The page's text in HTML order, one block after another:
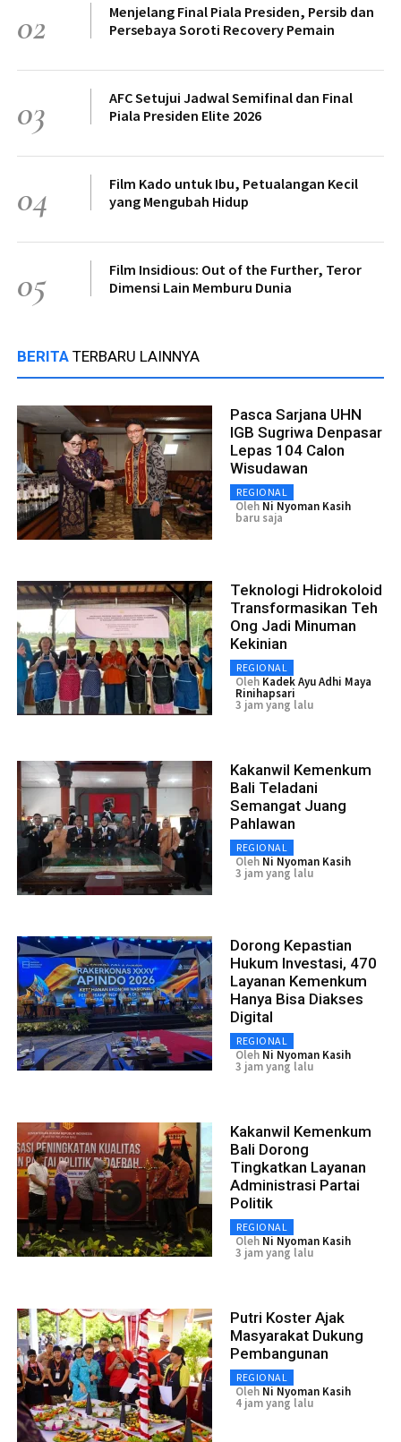
02
Menjelang Final Piala Presiden, Persib dan
Persebaya Soroti Recovery Pemain
03
AFC Setujui Jadwal Semifinal dan Final
Piala Presiden Elite 2026
04
Film Kado untuk Ibu, Petualangan Kecil
yang Mengubah Hidup
05
Film Insidious: Out of the Further, Teror
Dimensi Lain Memburu Dunia
BERITA TERBARU LAINNYA
Pasca Sarjana UHN
IGB Sugriwa Denpasar
Lepas 104 Calon
Wisudawan
REGIONAL
Oleh Ni Nyoman Kasih
baru saja
Teknologi Hidrokoloid
Transformasikan Teh
Ong Jadi Minuman
Kekinian
REGIONAL
Oleh Kadek Ayu Adhi Maya
Rinihapsari
3 jam yang lalu
Kakanwil Kemenkum
Bali Teladani
Semangat Juang
Pahlawan
REGIONAL
Oleh Ni Nyoman Kasih
3 jam yang lalu
Dorong Kepastian
Hukum Investasi, 470
Layanan Kemenkum
Hanya Bisa Diakses
Digital
REGIONAL
Oleh Ni Nyoman Kasih
3 jam yang lalu
Kakanwil Kemenkum
Bali Dorong
Tingkatkan Layanan
Administrasi Partai
Politik
REGIONAL
Oleh Ni Nyoman Kasih
3 jam yang lalu
Putri Koster Ajak
Masyarakat Dukung
Pembangunan
REGIONAL
Oleh Ni Nyoman Kasih
4 jam yang lalu